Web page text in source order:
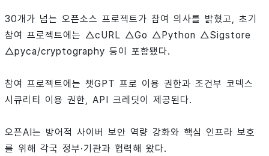
30개가 넘는 오픈소스 프로젝트가 참여 의사를 밝혔고, 초기
참여 프로젝트에는 △cURL △Go △Python △Sigstore
△pyca/cryptography 등이 포함됐다.
참여 프로젝트에는 챗GPT 프로 이용 권한과 조건부 코덱스
시큐리티 이용 권한, API 크레딧이 제공된다.
오픈AI는 방어적 사이버 보안 역량 강화와 핵심 인프라 보호
를 위해 각국 정부·기관과 협력해 왔다.